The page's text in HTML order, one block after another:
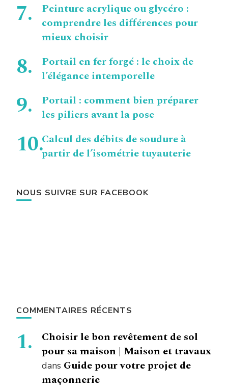
Peinture acrylique ou glycéro :
comprendre les différences pour
mieux choisir
Portail en fer forgé : le choix de
l’élégance intemporelle
Portail : comment bien préparer
les piliers avant la pose
Calcul des débits de soudure à
partir de l’isométrie tuyauterie
NOUS SUIVRE SUR FACEBOOK
COMMENTAIRES RÉCENTS
Choisir le bon revêtement de sol
pour sa maison | Maison et travaux
dans Guide pour votre projet de
maçonnerie